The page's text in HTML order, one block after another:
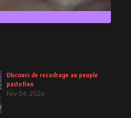
Discours de recadrage au peuple
pastefien
Fév 04, 2026